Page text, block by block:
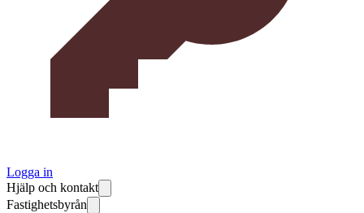
Logga in
Hjälp och kontakt
Fastighetsbyrån